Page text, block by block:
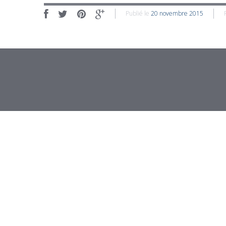
Publié le 20 novembre 2015